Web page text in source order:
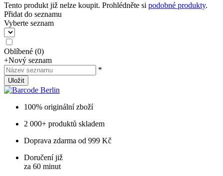
Tento produkt již nelze koupit. Prohlédněte si podobné produkty.
Přidat do seznamu
Vyberte seznam
Oblíbené (0)
+Nový seznam
*
Uložit
100% originální zboží
2 000+ produktů skladem
Doprava zdarma od 999 Kč
Doručení již
za 60 minut